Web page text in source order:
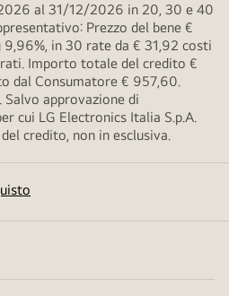
al 31/12/2026 in 20, 30 e 40
Prezzo del bene €
9,96%, in 30 rate da € 31,92 costi
Importo totale del credito €
dal Consumatore € 957,60.
Salvo approvazione di
cui LG Electronics Italia S.p.A.
credito, non in esclusiva.